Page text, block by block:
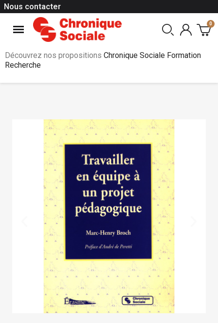
Nous contacter
Découvrez nos propositions Chronique Sociale Formation
Recherche